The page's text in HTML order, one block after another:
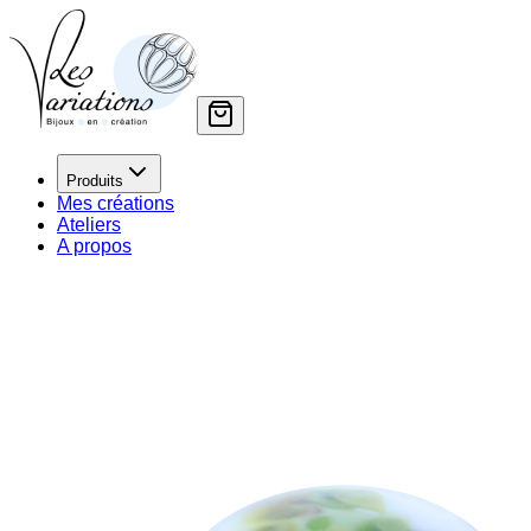
Produits
Mes créations
Ateliers
A propos